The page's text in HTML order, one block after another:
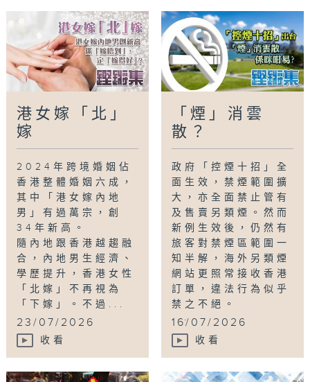
港女嫁「北」
嫁
2024年跨境婚姻佔
香港整體婚姻六成，
其中「港女嫁內地
男」有過萬宗，創
34年新高。
隨內地跟香港越趨融
合，內地男生經濟、
學歷提升，香港女性
「北嫁」不再視為
「下嫁」。不過...
23/07/2026
收看
「煙」消雲
散？
政府「控煙十招」全
面生效，禁煙範圍擴
大，亦全面禁止管有
及售賣另類煙。然而
新例生效後，仍然有
旅客對禁煙區範圍一
知半解，海外另類煙
網站更照常接收香港
訂單，違法行為似乎
禁之不絕。
...
16/07/2026
收看